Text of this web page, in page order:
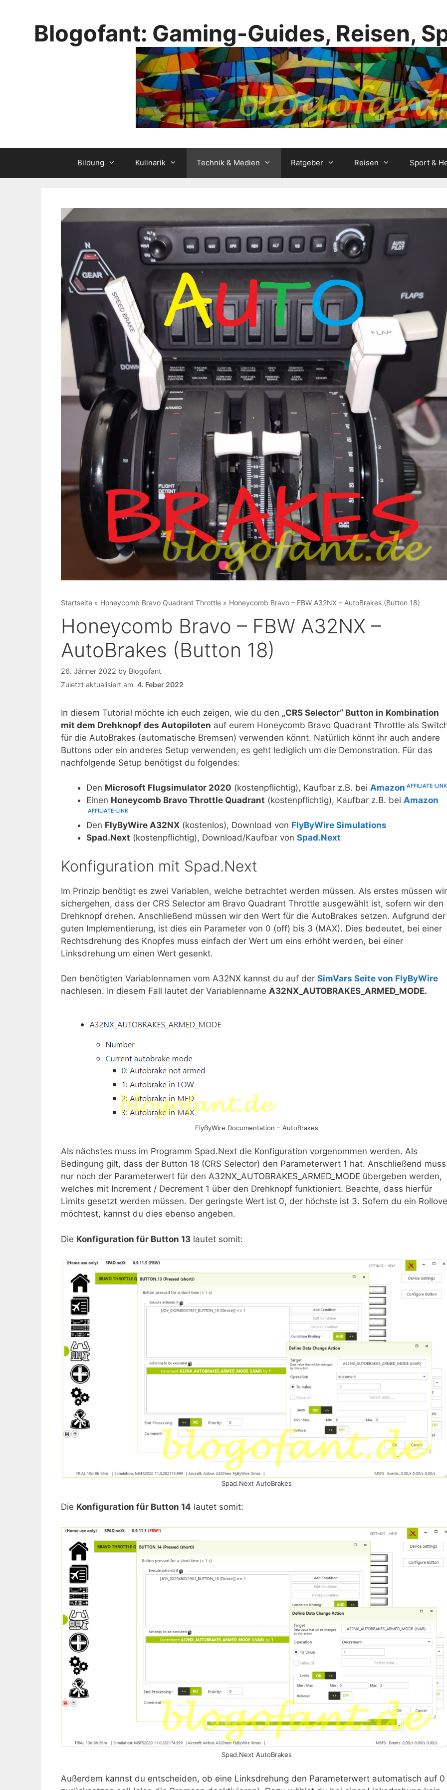
Blogofant: Gaming-Guides, Reisen,
Bildung Kulinarik Technik & Medien Ratgeber Reisen Sport &
Startseite » Honeycomb Bravo Quadrant Throttle » Honeycomb Bravo – FBW A32NX – AutoBrakes (Button 18)
Honeycomb Bravo – FBW A32NX –
AutoBrakes (Button 18)
26. Jänner 2022 by Blogofant
Zuletzt aktualisiert am 4. Feber 2022
In diesem Tutorial möchte ich euch zeigen, wie du den „CRS Selector“ Button in Kombination
mit dem Drehknopf des Autopiloten auf eurem Honeycomb Bravo Quadrant Throttle als
für die AutoBrakes (automatische Bremsen) verwenden könnt. Natürlich könnt ihr auch andere
Buttons oder ein anderes Setup verwenden, es geht lediglich um die Demonstration. Für das
nachfolgende Setup benötigst du folgendes:
Den Microsoft Flugsimulator 2020 (kostenpflichtig), Kaufbar z.B. bei Amazon
Einen Honeycomb Bravo Throttle Quadrant (kostenpflichtig), Kaufbar z.B. bei Amazon
Den FlyByWire A32NX (kostenlos), Download von FlyByWire Simulations
Spad.Next (kostenpflichtig), Download/Kaufbar von Spad.Next
Konfiguration mit Spad.Next
Im Prinzip benötigt es zwei Variablen, welche betrachtet werden müssen. Als erstes müssen wir
sichergehen, dass der CRS Selector am Bravo Quadrant Throttle ausgewählt ist, sofern wir den
Drehknopf drehen. Anschließend müssen wir den Wert für die AutoBrakes setzen. Aufgrund der
guten Implementierung, ist dies ein Parameter von 0 (off) bis 3 (MAX). Dies bedeutet, bei einer
Rechtsdrehung des Knopfes muss einfach der Wert um eins erhöht werden, bei einer
Linksdrehung um einen Wert gesenkt.
Den benötigten Variablennamen vom A32NX kannst du auf der SimVars Seite von FlyByWire
nachlesen. In diesem Fall lautet der Variablenname A32NX_AUTOBRAKES_ARMED_MODE.
FlyByWire Documentation – AutoBrakes
Als nächstes muss im Programm Spad.Next die Konfiguration vorgenommen werden. Als
Bedingung gilt, dass der Button 18 (CRS Selector) den Parameterwert 1 hat. Anschließend muss
nur noch der Parameterwert für den A32NX_AUTOBRAKES_ARMED_MODE übergeben werden,
welches mit Increment / Decrement 1 über den Drehknopf funktioniert. Beachte, dass hierfür
Limits gesetzt werden müssen. Der geringste Wert ist 0, der höchste ist 3. Sofern du ein
möchtest, kannst du dies ebenso angeben.
Die Konfiguration für Button 13 lautet somit:
Spad.Next AutoBrakes
Die Konfiguration für Button 14 lautet somit:
Spad.Next AutoBrakes
Außerdem kannst du entscheiden, ob eine Linksdrehung den Parameterwert automatisch auf 0